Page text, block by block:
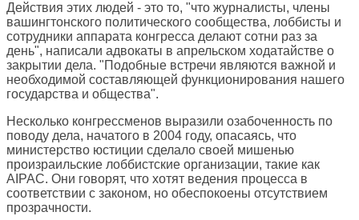
Действия этих людей - это то, "что журналисты, члены
вашингтонского политического сообщества, лоббисты и
сотрудники аппарата конгресса делают сотни раз за
день", написали адвокаты в апрельском ходатайстве о
закрытии дела. "Подобные встречи являются важной и
необходимой составляющей функционирования нашего
государства и общества".
Несколько конгрессменов выразили озабоченность по
поводу дела, начатого в 2004 году, опасаясь, что
министерство юстиции сделало своей мишенью
произраильские лоббистские организации, такие как
AIPAC. Они говорят, что хотят ведения процесса в
соответствии с законом, но обеспокоены отсутствием
прозрачности.